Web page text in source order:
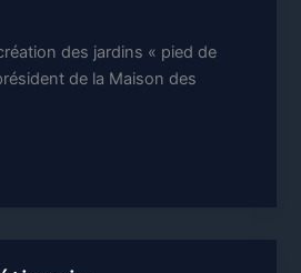
des jardins « pied de
de la Maison des